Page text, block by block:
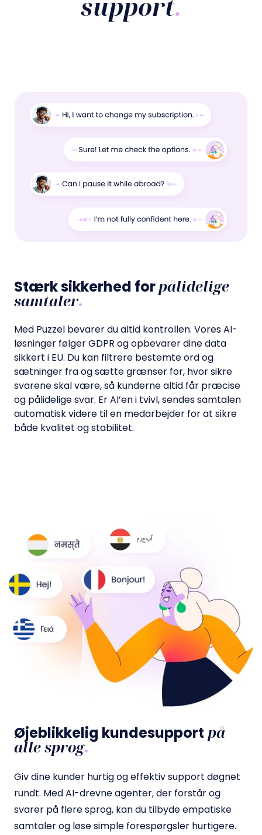
support.
Stærk sikkerhed forpålidelige
samtaler.
Med Puzzel bevarer du altid kontrollen. Vores AI-
løsninger følger GDPR og opbevarer dine data
sikkert i EU. Du kan filtrere bestemte ord og
sætninger fra og sætte grænser for, hvor sikre
svarene skal være, så kunderne altid får præcise
og pålidelige svar. Er AI’en i tvivl, sendes samtalen
automatisk videre til en medarbejder for at sikre
både kvalitet og stabilitet.
Øjeblikkelig kundesupport på
alle sprog.
Giv dine kunder hurtig og effektiv support døgnet
rundt. Med AI-drevne agenter, der forstår og
svarer på flere sprog, kan du tilbyde empatiske
samtaler og løse simple forespørgsler hurtigere.